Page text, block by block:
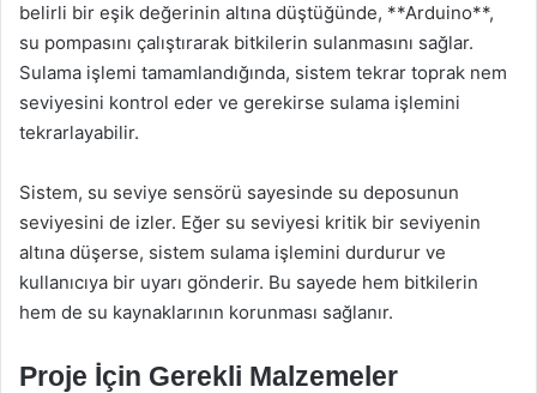
belirli bir eşik değerinin altına düştüğünde, **Arduino**,
su pompasını çalıştırarak bitkilerin sulanmasını sağlar.
Sulama işlemi tamamlandığında, sistem tekrar toprak nem
seviyesini kontrol eder ve gerekirse sulama işlemini
tekrarlayabilir.
Sistem, su seviye sensörü sayesinde su deposunun
seviyesini de izler. Eğer su seviyesi kritik bir seviyenin
altına düşerse, sistem sulama işlemini durdurur ve
kullanıcıya bir uyarı gönderir. Bu sayede hem bitkilerin
hem de su kaynaklarının korunması sağlanır.
Proje İçin Gerekli Malzemeler